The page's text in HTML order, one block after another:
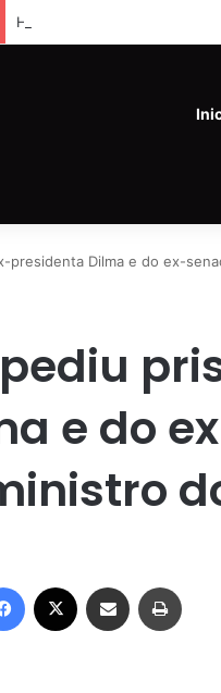
Homem de 45 anos é preso
presidenta Dilma e do ex-
e do
Facebook Compartilhar via e-mail